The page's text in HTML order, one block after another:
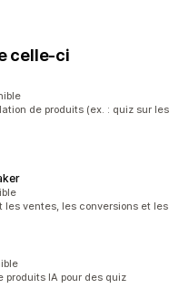
celle-ci
de produits (ex. : quiz sur les
les ventes, les conversions et les
produits IA pour des quiz